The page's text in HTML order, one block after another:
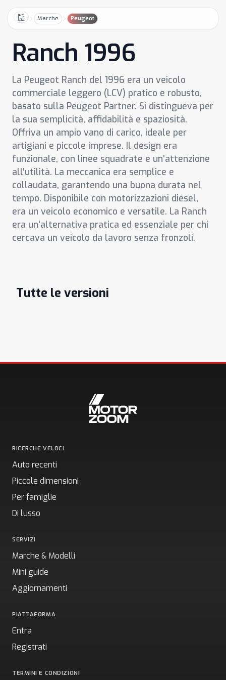
HomeMarche Peugeot
Ranch 1996
La Peugeot Ranch del 1996 era un veicolo
commerciale leggero (LCV) pratico e robusto,
basato sulla Peugeot Partner. Si distingueva per
la sua semplicità, affidabilità e spaziosità.
Offriva un ampio vano di carico, ideale per
artigiani e piccole imprese. Il design era
funzionale, con linee squadrate e un'attenzione
all'utilità. La meccanica era semplice e
collaudata, garantendo una buona durata nel
tempo. Disponibile con motorizzazioni diesel,
era un veicolo economico e versatile. La Ranch
era un'alternativa pratica ed essenziale per chi
cercava un veicolo da lavoro senza fronzoli.
Tutte le versioni
RICERCHE VELOCI
Auto recenti
Piccole dimensioni
Per famiglie
Di lusso
SERVIZI
Marche & Modelli
Mini guide
Aggiornamenti
PIATTAFORMA
Entra
Registrati
TERMINI E CONDIZIONI